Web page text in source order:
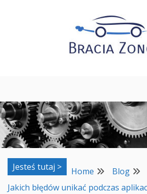
Jesteś tutaj > Home
Blog
Jakich błędów unikać podczas